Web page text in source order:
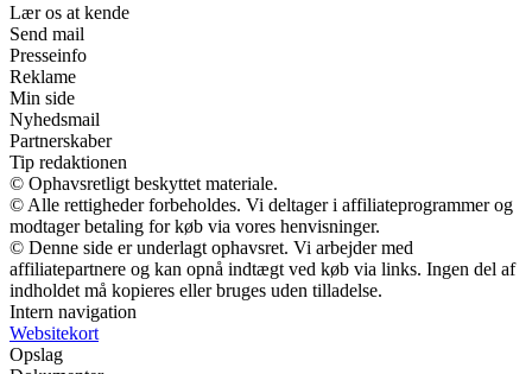
Lær os at kende
Send mail
Presseinfo
Reklame
Min side
Nyhedsmail
Partnerskaber
Tip redaktionen
© Ophavsretligt beskyttet materiale.
© Alle rettigheder forbeholdes. Vi deltager i affiliateprogrammer og
modtager betaling for køb via vores henvisninger.
© Denne side er underlagt ophavsret. Vi arbejder med
affiliatepartnere og kan opnå indtægt ved køb via links. Ingen del af
indholdet må kopieres eller bruges uden tilladelse.
Intern navigation
Websitekort
Opslag